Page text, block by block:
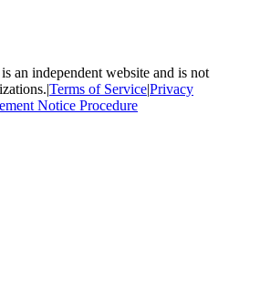
is an independent website and is not
|Terms of Service|Privacy
Notice Procedure